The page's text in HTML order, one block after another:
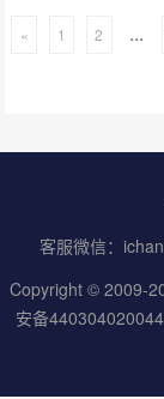
« 1 2 ...
客服微信：
Copyright © 2009-
安备